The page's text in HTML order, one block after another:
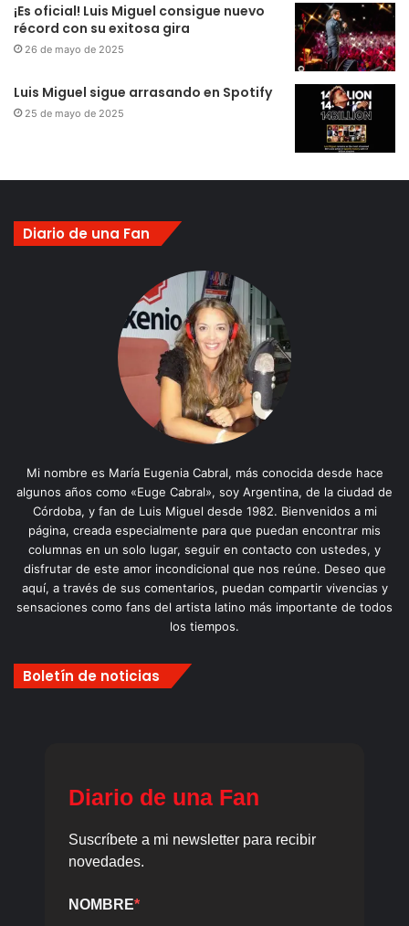
¡Es oficial! Luis Miguel consigue nuevo
récord con su exitosa gira
26 de mayo de 2025
Luis Miguel sigue arrasando en Spotify
25 de mayo de 2025
Diario de una Fan
Mi nombre es María Eugenia Cabral, más conocida desde hace
algunos años como «Euge Cabral», soy Argentina, de la ciudad de
Córdoba, y fan de Luis Miguel desde 1982. Bienvenidos a mi
página, creada especialmente para que puedan encontrar mis
columnas en un solo lugar, seguir en contacto con ustedes, y
disfrutar de este amor incondicional que nos reúne. Deseo que
aquí, a través de sus comentarios, puedan compartir vivencias y
sensaciones como fans del artista latino más importante de todos
los tiempos.
Boletín de noticias